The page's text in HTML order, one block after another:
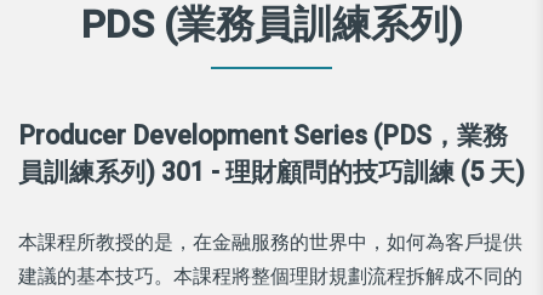
PDS (業務員訓練系列)
Producer Development Series (PDS，業務
員訓練系列) 301 - 理財顧問的技巧訓練 (5 天)
本課程所教授的是，在金融服務的世界中，如何為客戶提供
建議的基本技巧。本課程將整個理財規劃流程拆解成不同的